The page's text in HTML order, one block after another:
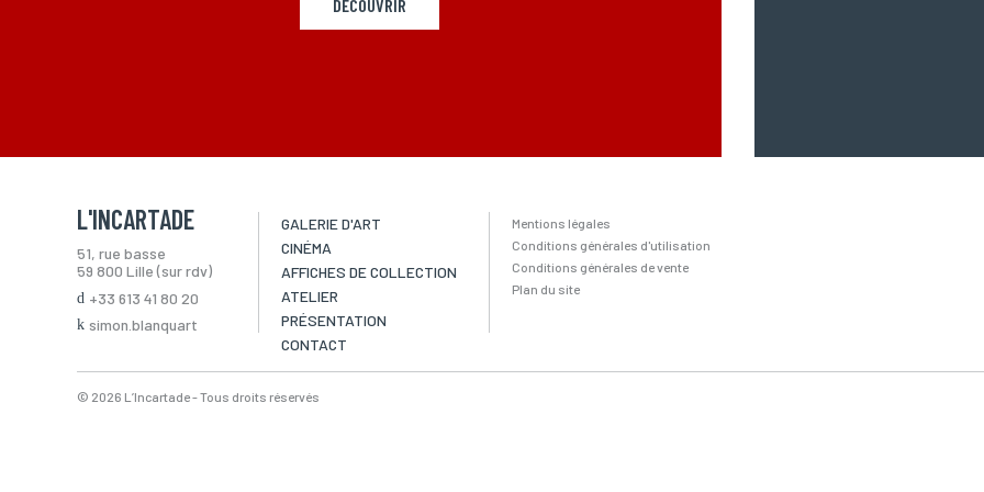
DÉCOUVRIR
L'INCARTADE
51, rue basse
59 800 Lille (sur rdv)
+33 613 41 80 20
simon.blanquart
GALERIE D'ART
CINÉMA
AFFICHES DE COLLECTION
ATELIER
PRÉSENTATION
CONTACT
Mentions légales
Conditions générales d'utilisation
Conditions générales de vente
Plan du site
© 2026 L’Incartade - Tous droits réservés